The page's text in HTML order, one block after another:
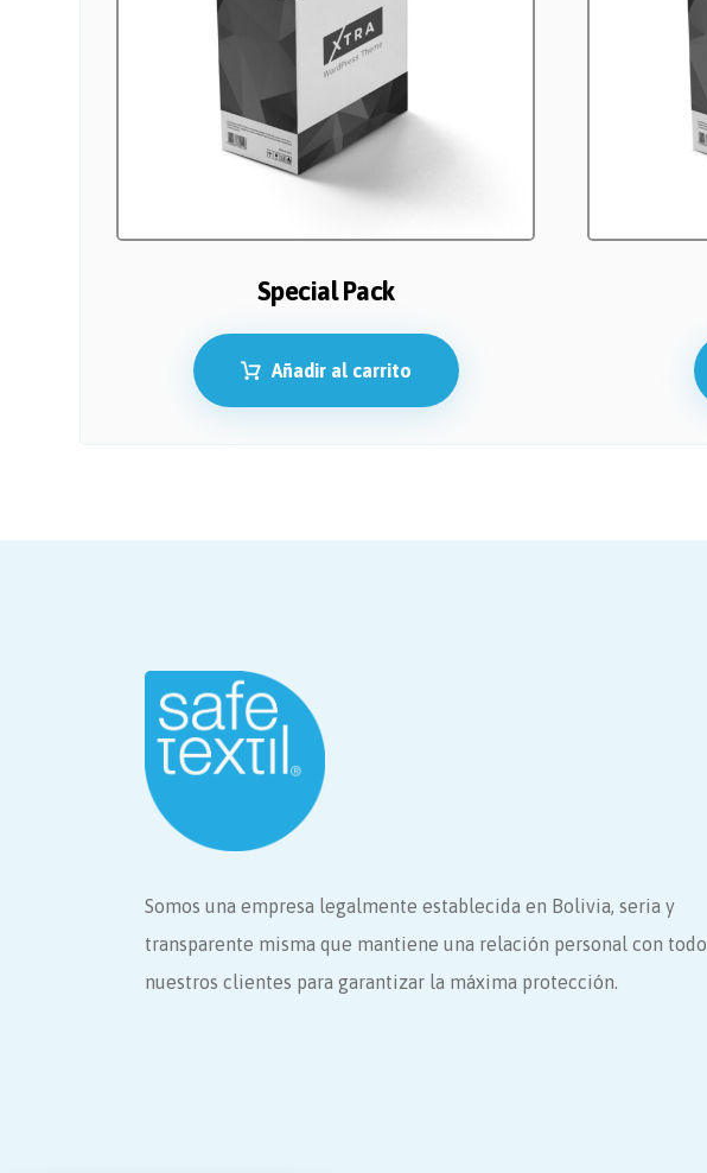
Special Pack
Añadir al carrito
Somos una empresa legalmente establecida en Bolivia, seria y
transparente misma que mantiene una relación personal con
nuestros clientes para garantizar la máxima protección.